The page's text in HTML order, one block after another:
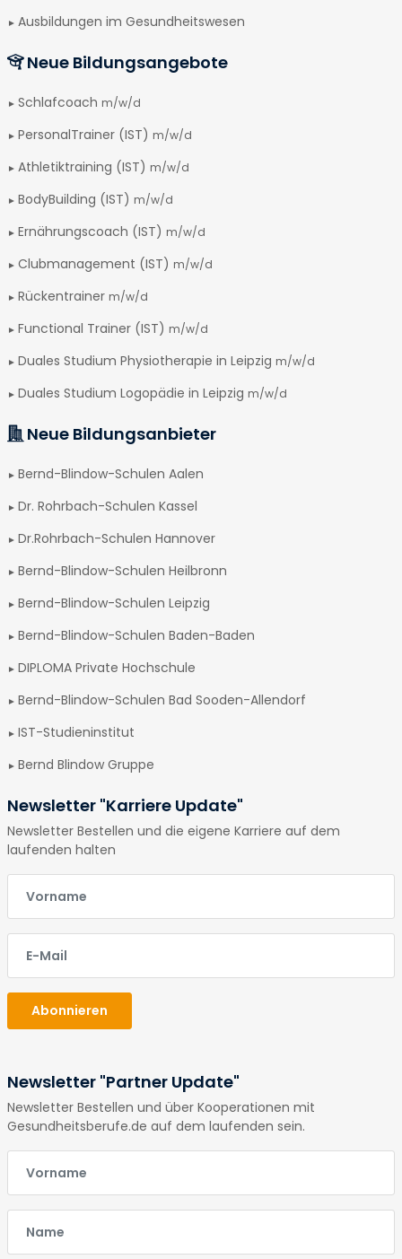
Ausbildungen im Gesundheitswesen
Neue Bildungsangebote
Schlafcoach m/w/d
PersonalTrainer (IST) m/w/d
Athletiktraining (IST) m/w/d
BodyBuilding (IST) m/w/d
Ernährungscoach (IST) m/w/d
Clubmanagement (IST) m/w/d
Rückentrainer m/w/d
Functional Trainer (IST) m/w/d
Duales Studium Physiotherapie in Leipzig m/w/d
Duales Studium Logopädie in Leipzig m/w/d
Neue Bildungsanbieter
Bernd-Blindow-Schulen Aalen
Dr. Rohrbach-Schulen Kassel
Dr.Rohrbach-Schulen Hannover
Bernd-Blindow-Schulen Heilbronn
Bernd-Blindow-Schulen Leipzig
Bernd-Blindow-Schulen Baden-Baden
DIPLOMA Private Hochschule
Bernd-Blindow-Schulen Bad Sooden-Allendorf
IST-Studieninstitut
Bernd Blindow Gruppe
Newsletter "Karriere Update"
Newsletter Bestellen und die eigene Karriere auf dem
laufenden halten
Abonnieren
Newsletter "Partner Update"
Newsletter Bestellen und über Kooperationen mit
Gesundheitsberufe.de auf dem laufenden sein.